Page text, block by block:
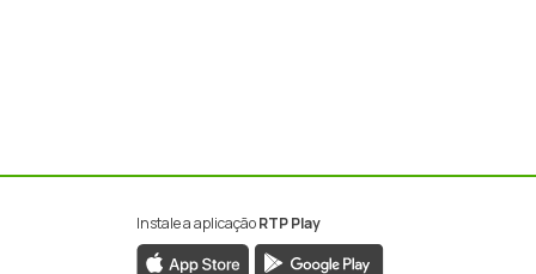
Instale a aplicaçãoRTP Play